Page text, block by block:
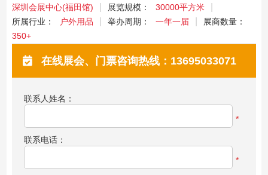
深圳会展中心(福田馆)
展览规模：
30000平方米
所属行业：
户外用品 举办周期： 一年一届
展商数量：
350+
在线展会、门票咨询热线：13695033071
联系人姓名：
*
联系电话：
*